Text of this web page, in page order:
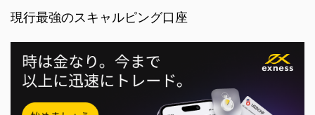
現行最強のスキャルピング口座